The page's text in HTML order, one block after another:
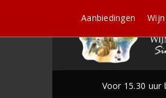
Voor 15.30 uur
Aanbiedingen Wijn